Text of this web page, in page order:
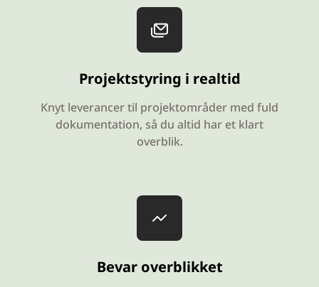
Projektstyring i realtid
Knyt leverancer til projektområder med fuld
dokumentation, så du altid har et klart
overblik.
Bevar overblikket